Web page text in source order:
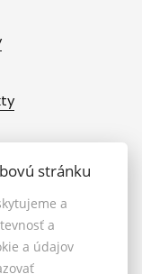
stránku
a
a
a údajov